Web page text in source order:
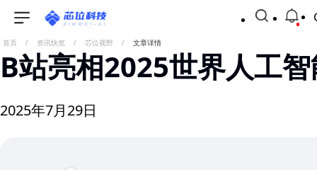
首页 / 资讯快览 / 芯位视野 / 文章详情
B站亮相2025世界人工
2025年7月29日